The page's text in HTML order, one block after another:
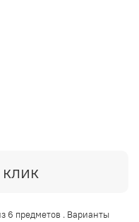
клик
6 предметов . Варианты